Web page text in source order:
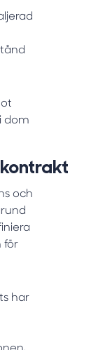
dom
och
för
har